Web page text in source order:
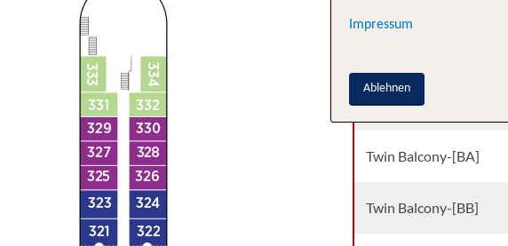
Twin Balcony-[AB]
Twin Balcony-[BA]
Twin Balcony-[BB]
Impressum
Ablehnen